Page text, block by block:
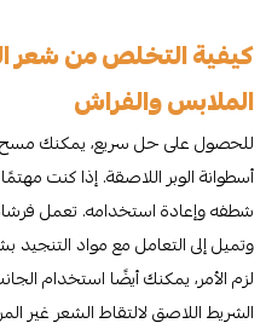
كيفية التخلص من شعر
الملابس والفراش
للحصول على حل سريع، يمكنك مسح
أسطوانة الوبر اللاصقة. إذا كنت
شطفه وإعادة استخدامه. تعمل
وتميل إلى التعامل مع مواد التنجيد
لزم الأمر، يمكنك أيضًا استخدام
الشريط اللاصق لالتقاط الشعر غير